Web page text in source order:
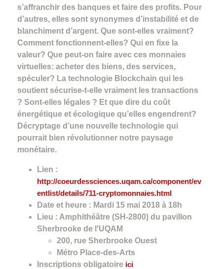
s’affranchir des banques et faire des profits. Pour
d’autres, elles sont synonymes d’instabilité et de
blanchiment d’argent. Que sont-elles vraiment?
Comment fonctionnent-elles? Qui en fixe la
valeur? Que peut-on faire avec ces monnaies
virtuelles: acheter des biens, des services,
spéculer? La technologie Blockchain qui les
soutient sécurise-t-elle vraiment les transactions
? Sont-elles légales ? Et que dire du coût
énergétique et écologique qu’elles engendrent?
Décryptage d’une nouvelle technologie qui
pourrait bien révolutionner notre paysage
monétaire.
Lien :
http://coeurdessciences.uqam.ca/component/ev
entlist/details/711-cryptomonnaies.html
Date et heure : Mardi 15 mai 2018 à 18h
Lieu : Amphithéâtre (SH-2800) du pavillon
Sherbrooke de l'UQAM
200, rue Sherbrooke Ouest
Métro Place-des-Arts
Inscriptions obligatoire ici